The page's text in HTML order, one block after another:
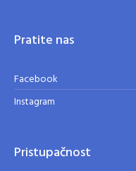
Pratite nas
Facebook
Instagram
Pristupačnost